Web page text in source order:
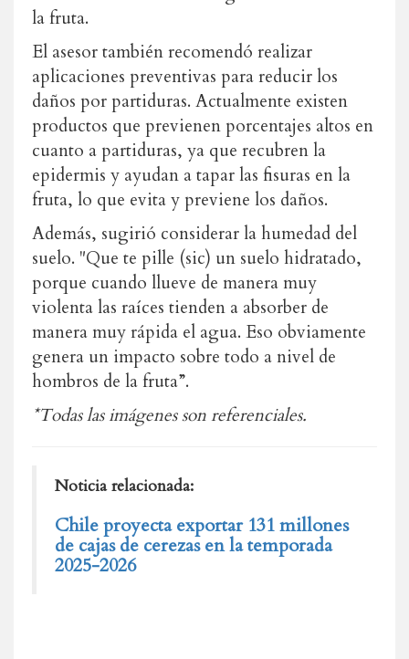
la fruta.
El asesor también recomendó realizar
aplicaciones preventivas para reducir los
daños por partiduras. Actualmente existen
productos que previenen porcentajes altos en
cuanto a partiduras, ya que recubren la
epidermis y ayudan a tapar las fisuras en la
fruta, lo que evita y previene los daños.
Además, sugirió considerar la humedad del
suelo. "Que te pille (sic) un suelo hidratado,
porque cuando llueve de manera muy
violenta las raíces tienden a absorber de
manera muy rápida el agua. Eso obviamente
genera un impacto sobre todo a nivel de
hombros de la fruta”.
*Todas las imágenes son referenciales.
Noticia relacionada:
Chile proyecta exportar 131 millones
de cajas de cerezas en la temporada
2025-2026